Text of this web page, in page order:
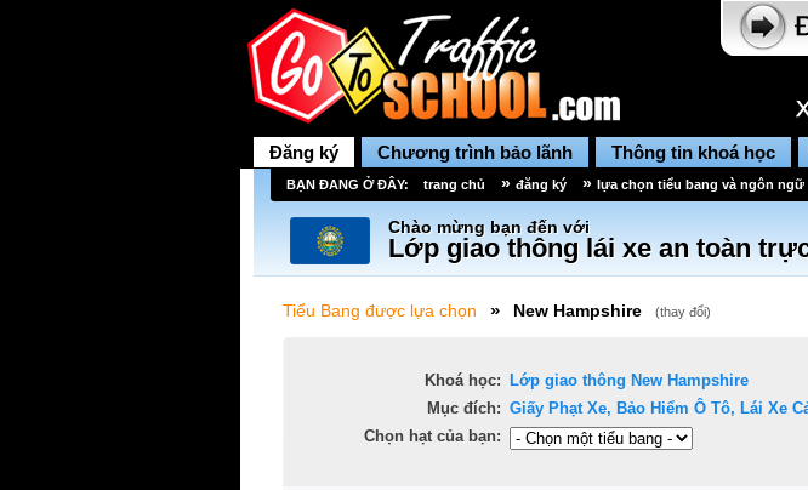
Đăng ký Chương trình bảo lãnh Thông tin khoá học
BẠN ĐANG Ở ĐÂY: trang chủ » đăng ký » lựa chọn tiểu bang và ngôn ngữ
Chào mừng bạn đến với
Lớp giao thông lái xe an toàn
Tiểu Bang được lựa chọn » New Hampshire (thay đổi)
Khoá học:
Mục đích:
Chọn hạt của bạn:
Lớp giao thông New Hampshire
Giấy Phạt Xe, Bảo Hiểm Ô Tô, Lái Xe